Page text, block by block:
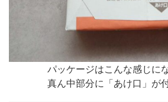
パッケージはこんな感じに
真ん中部分に「あけ口」が